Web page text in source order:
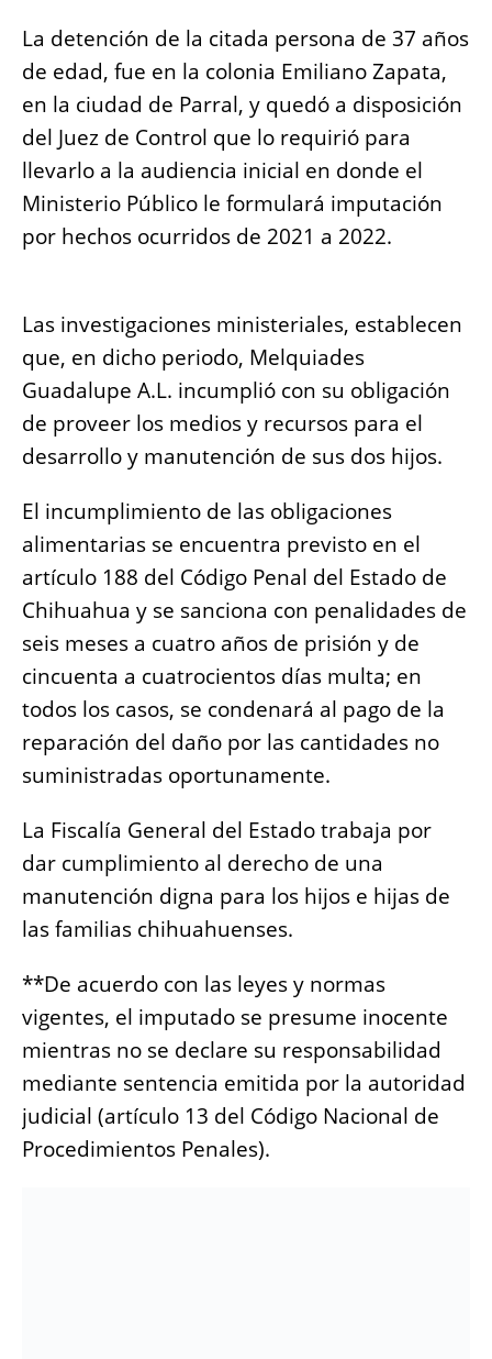
La detención de la citada persona de 37 años
de edad, fue en la colonia Emiliano Zapata,
en la ciudad de Parral, y quedó a disposición
del Juez de Control que lo requirió para
llevarlo a la audiencia inicial en donde el
Ministerio Público le formulará imputación
por hechos ocurridos de 2021 a 2022.
Las investigaciones ministeriales, establecen
que, en dicho periodo, Melquiades
Guadalupe A.L. incumplió con su obligación
de proveer los medios y recursos para el
desarrollo y manutención de sus dos hijos.
El incumplimiento de las obligaciones
alimentarias se encuentra previsto en el
artículo 188 del Código Penal del Estado de
Chihuahua y se sanciona con penalidades de
seis meses a cuatro años de prisión y de
cincuenta a cuatrocientos días multa; en
todos los casos, se condenará al pago de la
reparación del daño por las cantidades no
suministradas oportunamente.
La Fiscalía General del Estado trabaja por
dar cumplimiento al derecho de una
manutención digna para los hijos e hijas de
las familias chihuahuenses.
**De acuerdo con las leyes y normas
vigentes, el imputado se presume inocente
mientras no se declare su responsabilidad
mediante sentencia emitida por la autoridad
judicial (artículo 13 del Código Nacional de
Procedimientos Penales).